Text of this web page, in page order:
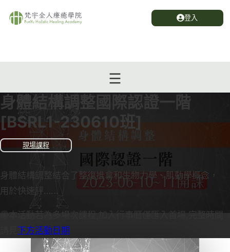
登入
身體結構調整國際認證一階
[BSRL1-230610班]
現場課程
身體結構調整結合了整復推拿和生物力學、肌動學概念，
用於快速評…...
本活動若為多場次課程,加入行事曆僅匯入首場,完整時間
下方活動日期